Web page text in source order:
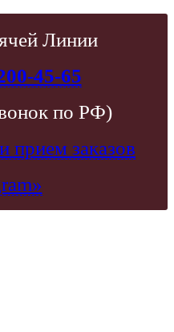
Линии
45-65
по РФ)
прием заказов